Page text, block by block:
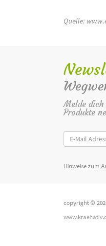
Quelle:
Melde
Produkte
Hinweise zum
copyright ©